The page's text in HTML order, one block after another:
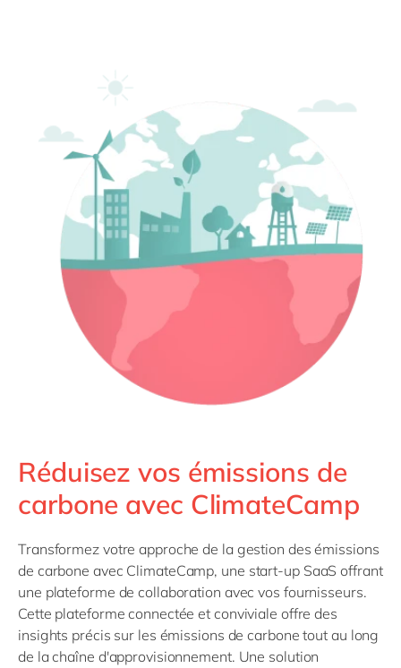
USA & Canada
Réduisez vos émissions de
carbone avec ClimateCamp
Transformez votre approche de la gestion des émissions
de carbone avec ClimateCamp, une start-up SaaS offrant
une plateforme de collaboration avec vos fournisseurs.
Cette plateforme connectée et conviviale offre des
insights précis sur les émissions de carbone tout au long
de la chaîne d'approvisionnement. Une solution